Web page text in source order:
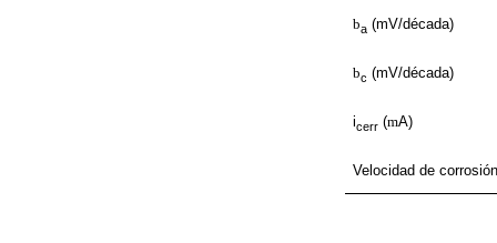
ba (mV/década)
bc (mV/década)
icerr (mA)
Velocidad de